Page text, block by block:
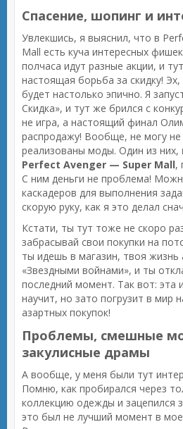
Спасение, шопинг и
Увлекшись, я выяснил, что в
Mall есть куча интересных
полчаса идут разные акции, и
настоящая борьба за скидку!
будет настолько эпично. Я
Скидка», и тут же брился с
не игра, а настоящий финал
распродажу! Вообще, не могу не
реализованы моды. Один из них,
Perfect Avenger — Super Mall,
С ним деньги не проблема!
каскадеров для выполнения
скорую руку, как я это делал
Кстати, ты тут тоже не скоро
забрасывай свои покупки на
ты идешь в магазин, твоя жизнь
«Звездными войнами», и ты
последний момент. Так вот: эта
научит, но зато погрузит в мир
азартных покупок!
Проблемы, смешные
закулисные драмы
А вообще, у меня были тут
Помню, как пробирался через
коллекцию одежды и зацепился
это был не лучший момент в